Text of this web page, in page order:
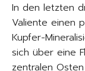
In den letzten
Valiente einen
Kupfer-
sich über eine
zentralen